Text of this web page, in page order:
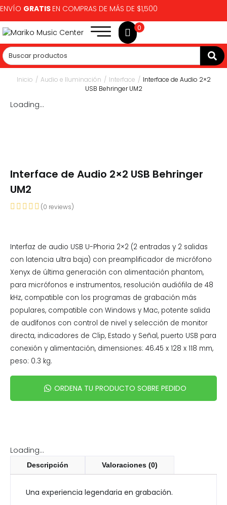
ENVÍO GRATIS EN COMPRAS DE MÁS DE $1,500
0
Inicio / Audio e Iluminación / Interface / Interface de Audio 2×2
USB Behringer UM2
Loading...
Interface de Audio 2×2 USB Behringer
UM2
(0 reviews)
Interfaz de audio USB U-Phoria 2×2 (2 entradas y 2 salidas
con latencia ultra baja) con preamplificador de micrófono
Xenyx de última generación con alimentación phantom,
para micrófonos e instrumentos, resolución audiófila de 48
kHz, compatible con los programas de grabación más
populares, compatible con Windows y Mac, potente salida
de audífonos con control de nivel y selección de monitor
directa, indicadores de Clip, Estado y Señal, puerto USB para
conexión y alimentación, dimensiones: 46.45 x 128 x 118 mm,
peso: 0.3 kg.
ORDENA TU PRODUCTO SOBRE PEDIDO
Loading...
Descripción Valoraciones (0)
Una experiencia legendaria en grabación.